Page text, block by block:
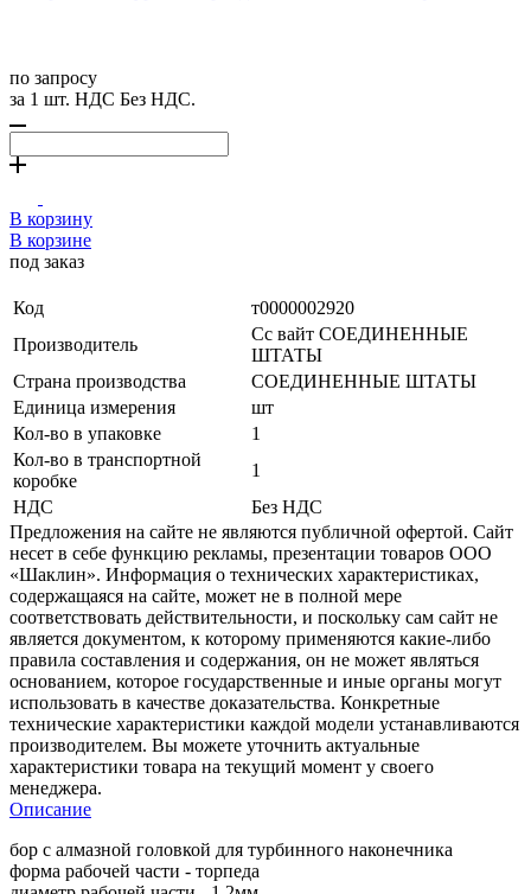
по запросу
за 1 шт. НДС Без НДС.
В корзину
В корзине
под заказ
Код
т0000002920
Производитель
Сс вайт СОЕДИНЕННЫЕ
ШТАТЫ
Страна производства
СОЕДИНЕННЫЕ ШТАТЫ
Единица измерения
шт
Кол-во в упаковке
1
Кол-во в транспортной
коробке
1
НДС
Без НДС
Предложения на сайте не являются публичной офертой. Сайт
несет в себе функцию рекламы, презентации товаров ООО
«Шаклин». Информация о технических характеристиках,
содержащаяся на сайте, может не в полной мере
соответствовать действительности, и поскольку сам сайт не
является документом, к которому применяются какие-либо
правила составления и содержания, он не может являться
основанием, которое государственные и иные органы могут
использовать в качестве доказательства. Конкретные
технические характеристики каждой модели устанавливаются
производителем. Вы можете уточнить актуальные
характеристики товара на текущий момент у своего
менеджера.
Описание
бор с алмазной головкой для турбинного наконечника
форма рабочей части - торпеда